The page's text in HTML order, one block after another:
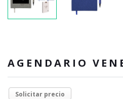
AGENDARIO
Solicitar precio